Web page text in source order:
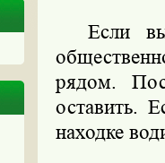
Если
рядом.
оставить.
находке